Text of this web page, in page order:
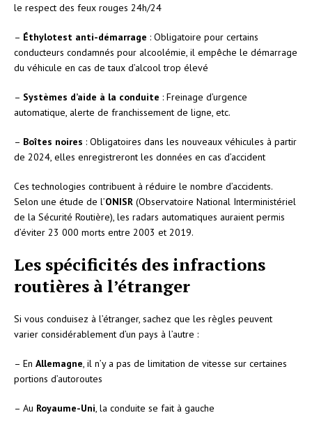
le respect des feux rouges 24h/24
– Éthylotest anti-démarrage : Obligatoire pour certains
conducteurs condamnés pour alcoolémie, il empêche le démarrage
du véhicule en cas de taux d’alcool trop élevé
– Systèmes d’aide à la conduite : Freinage d’urgence
automatique, alerte de franchissement de ligne, etc.
– Boîtes noires : Obligatoires dans les nouveaux véhicules à partir
de 2024, elles enregistreront les données en cas d’accident
Ces technologies contribuent à réduire le nombre d’accidents.
Selon une étude de l’ONISR (Observatoire National Interministériel
de la Sécurité Routière), les radars automatiques auraient permis
d’éviter 23 000 morts entre 2003 et 2019.
Les spécificités des infractions
routières à l’étranger
Si vous conduisez à l’étranger, sachez que les règles peuvent
varier considérablement d’un pays à l’autre :
– En Allemagne, il n’y a pas de limitation de vitesse sur certaines
portions d’autoroutes
– Au Royaume-Uni, la conduite se fait à gauche